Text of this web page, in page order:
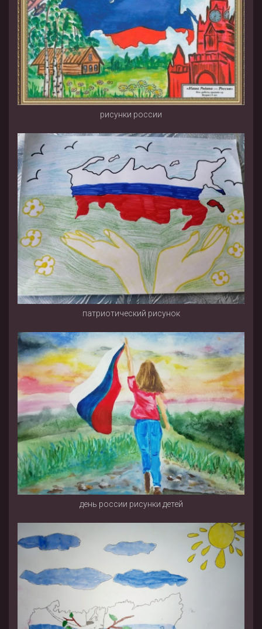
рисунки россии
патриотический рисунок
день россии рисунки детей